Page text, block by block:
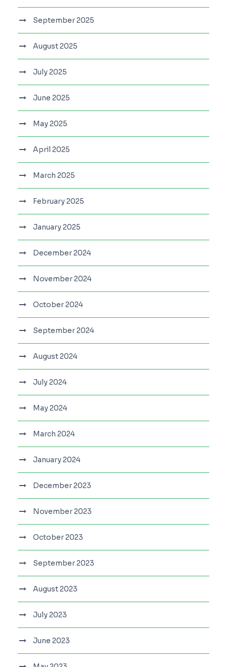
September 2025
August 2025
July 2025
June 2025
May 2025
April 2025
March 2025
February 2025
January 2025
December 2024
November 2024
October 2024
September 2024
August 2024
July 2024
May 2024
March 2024
January 2024
December 2023
November 2023
October 2023
September 2023
August 2023
July 2023
June 2023